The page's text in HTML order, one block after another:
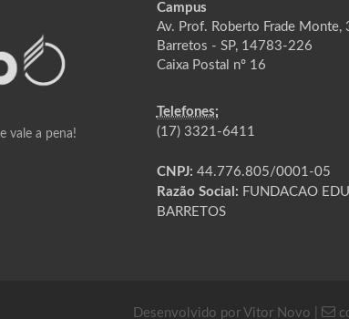
vale a pena!
Campus
Av. Prof. Roberto Frade
Barretos - SP, 14783-226
Caixa Postal nº 16
Telefones:
(17) 3321-6411
CNPJ: 44.776.805/0001-05
Razão Social: FUNDACAO
BARRETOS
Desenvolvido por Vitor Novo |